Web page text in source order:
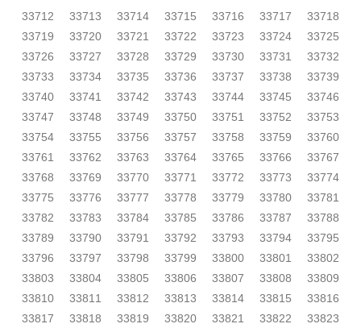
33712
33713 33714 33715 33716 33717
33718
33719
33720 33721 33722 33723 33724
33725
33726
33727 33728 33729 33730 33731
33732
33733
33734 33735 33736 33737 33738
33739
33740
33741 33742 33743 33744 33745
33746
33747
33748 33749 33750 33751 33752
33753
33754
33755 33756 33757 33758 33759
33760
33761
33762 33763 33764 33765 33766
33767
33768
33769 33770 33771 33772 33773
33774
33775
33776 33777 33778 33779 33780
33781
33782
33783 33784 33785 33786 33787
33788
33789
33790 33791 33792 33793 33794
33795
33796
33797 33798 33799 33800 33801
33802
33803
33804 33805 33806 33807 33808
33809
33810
33811 33812 33813 33814 33815
33816
33817
33818 33819 33820 33821 33822
33823